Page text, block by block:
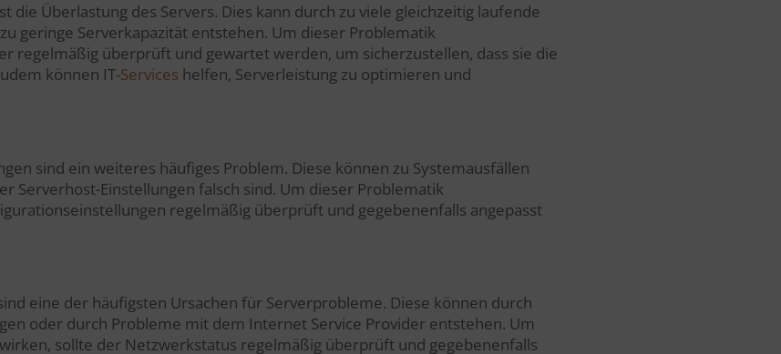
die Überlastung des Servers. Dies kann durch zu viele gleichzeitig laufende
geringe Serverkapazität entstehen. Um dieser Problematik
regelmäßig überprüft und gewartet werden, um sicherzustellen, dass sie die
können IT-Services helfen, Serverleistung zu optimieren und
sind ein weiteres häufiges Problem. Diese können zu Systemausfällen
Serverhost-Einstellungen falsch sind. Um dieser Problematik
regelmäßig überprüft und gegebenenfalls angepasst
eine der häufigsten Ursachen für Serverprobleme. Diese können durch
oder durch Probleme mit dem Internet Service Provider entstehen. Um
sollte der Netzwerkstatus regelmäßig überprüft und gegebenenfalls